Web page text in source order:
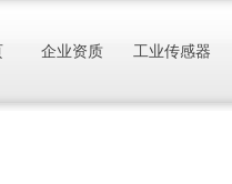
企业资质 工业传感器